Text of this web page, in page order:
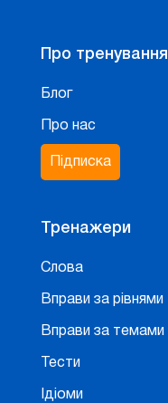
Про тренування
Блог
Про нас
Підписка
Тренажери
Слова
Вправи за рівнями
Вправи за темами
Тести
Ідіоми